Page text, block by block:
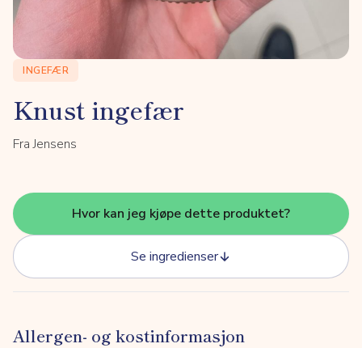
INGEFÆR
Knust ingefær
Fra Jensens
Hvor kan jeg kjøpe dette produktet?
Se ingredienser
Allergen- og kostinformasjon